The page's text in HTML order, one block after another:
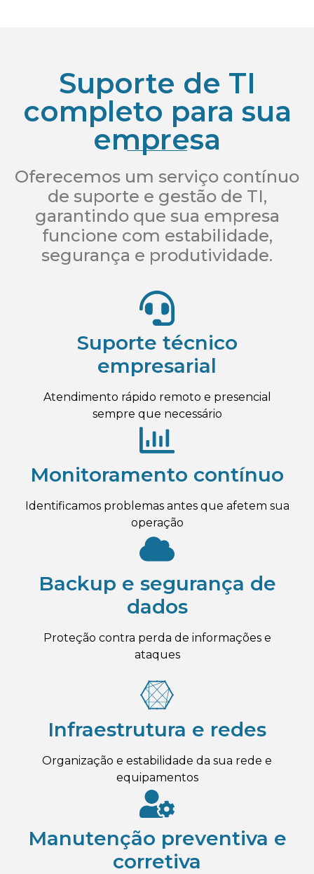
Suporte de TI
completo para sua
empresa
Oferecemos um serviço contínuo
de suporte e gestão de TI,
garantindo que sua empresa
funcione com estabilidade,
segurança e produtividade.
Suporte técnico
empresarial
Atendimento rápido remoto e presencial
sempre que necessário
Monitoramento contínuo
Identificamos problemas antes que afetem sua
operação
Backup e segurança de
dados
Proteção contra perda de informações e
ataques
Infraestrutura e redes
Organização e estabilidade da sua rede e
equipamentos
Manutenção preventiva e
corretiva